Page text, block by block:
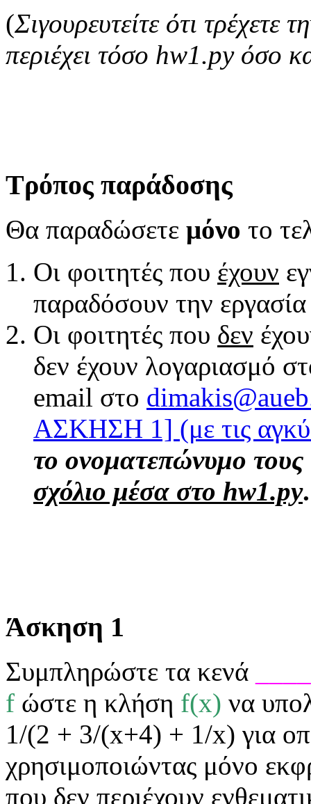
(Σιγουρευτείτε ότι
περιέχει τόσο hw1.py όσο
Τρόπος παράδοσης
Θα παραδώσετε μόνο το
Οι φοιτητές που έχουν
παραδόσουν την
Οι φοιτητές που δεν
δεν έχουν λογαριασμό
email στο
ΑΣΚΗΣΗ 1] (με τις
το ονοματεπώνυμο
σχόλιο μέσα στο hw1.py.
Άσκηση 1
Συμπληρώστε τα κενά
f ώστε η κλήση f(x) να
1/(2 + 3/(x+4) + 1/x) για
χρησιμοποιώντας μόνο
που δεν περιέχουν